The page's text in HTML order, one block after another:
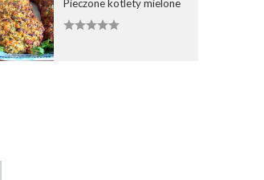
Pieczone kotlety mielone